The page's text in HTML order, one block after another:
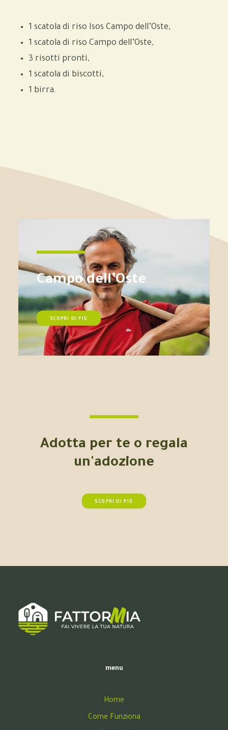
1 scatola di riso Isos Campo dell’Oste,
1 scatola di riso Campo dell’Oste,
3 risotti pronti,
1 scatola di biscotti,
1 birra.
Campo dell’Oste
SCOPRI DI PIÙ
Adotta per te o regala
un'adozione
SCOPRI DI PIÙ
menu
Home
Come Funziona